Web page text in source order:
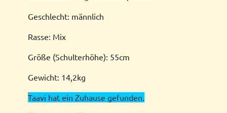
Geschlecht: männlich
Rasse: Mix
Größe (Schulterhöhe): 55cm
Gewicht: 14,2kg
Taavi hat ein Zuhause gefunden.